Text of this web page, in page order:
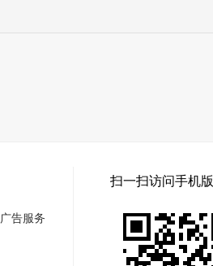
广告服务
扫一扫访问手机版